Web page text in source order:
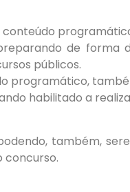
de forma
públicos.
programático,
habilitado a
também,
concurso.